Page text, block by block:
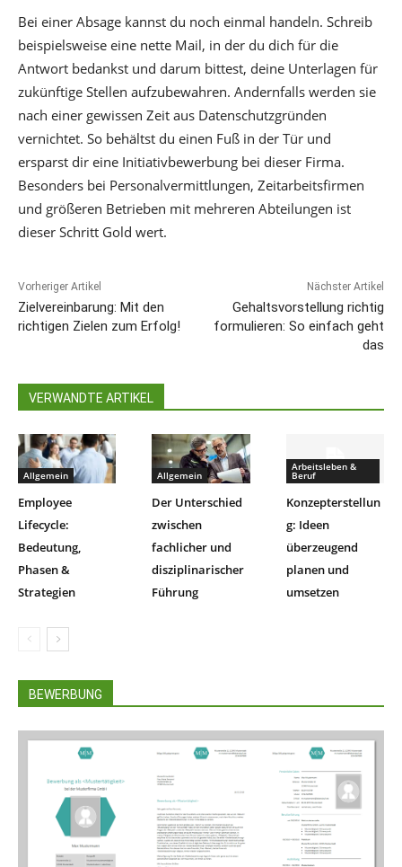
Bei einer Absage kannst du noch einmal handeln. Schreib
beispielsweise eine nette Mail, in der du dich für die
Antwort bedankst und darum bittest, deine Unterlagen für
zukünftige Stellen aufzubewahren. Andernfalls werden sie
nach einer gewissen Zeit aus Datenschutzgründen
vernichtet. So behältst du einen Fuß in der Tür und
ersparst dir eine Initiativbewerbung bei dieser Firma.
Besonders bei Personalvermittlungen, Zeitarbeitsfirmen
und größeren Betrieben mit mehreren Abteilungen ist
dieser Schritt Gold wert.
Vorheriger Artikel
Zielvereinbarung: Mit den
richtigen Zielen zum Erfolg!
Nächster Artikel
Gehaltsvorstellung richtig
formulieren: So einfach geht
das
VERWANDTE ARTIKEL
Allgemein
Employee
Lifecycle:
Bedeutung,
Phasen &
Strategien
Allgemein
Der Unterschied
zwischen
fachlicher und
disziplinarischer
Führung
Arbeitsleben &
Beruf
Konzepterstellun
g: Ideen
überzeugend
planen und
umsetzen
BEWERBUNG